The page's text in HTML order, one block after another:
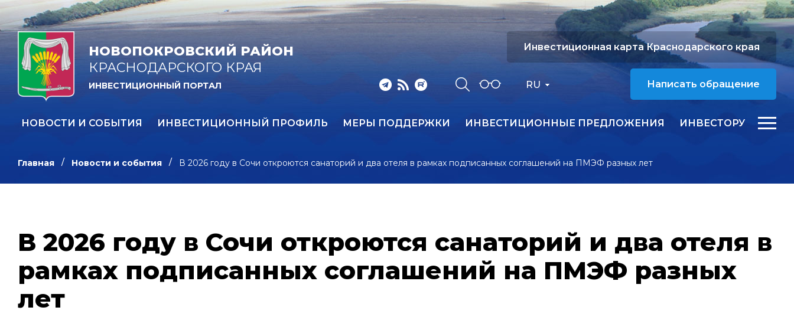
НОВОПОКРОВСКИЙ РАЙОН
КРАСНОДАРСКОГО КРАЯ
ИНВЕСТИЦИОННЫЙ ПОРТАЛ RU
Инвестиционная карта Краснодарского края
Написать обращение
НОВОСТИ И СОБЫТИЯ ИНВЕСТИЦИОННЫЙ ПРОФИЛЬ МЕРЫ ПОДДЕРЖКИ ИНВЕСТИЦИОННЫЕ ПРЕДЛОЖЕНИЯ ИНВЕСТОРУ
Главная Новости и события В 2026 году в Сочи откроются санаторий и два отеля в рамках подписанных соглашений на ПМЭФ разных лет
В 2026 году в Сочи откроются санаторий и два отеля в
рамках подписанных соглашений на ПМЭФ разных
лет